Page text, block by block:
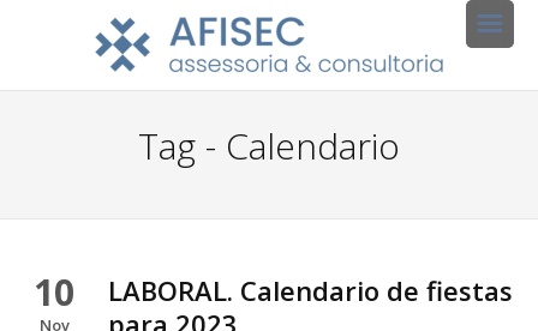
Tag - Calendario
10
Nov
LABORAL. Calendario de fiestas
para 2023